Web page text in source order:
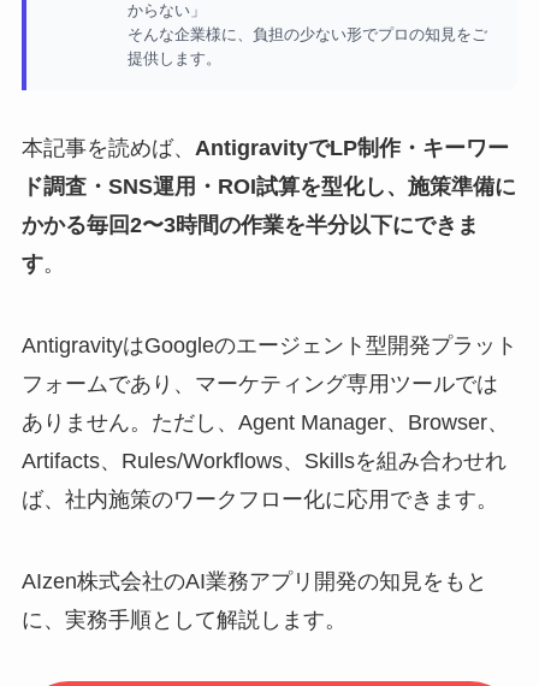
からない」
そんな企業様に、負担の少ない形でプロの知見をご
提供します。
本記事を読めば、 AntigravityでLP制作・キーワー
ド調査・SNS運用・ROI試算を型化し、施策準備に
かかる毎回2〜3時間の作業を半分以下にできま
す。
AntigravityはGoogleのエージェント型開発プラット
フォームであり、マーケティング専用ツールでは
ありません。ただし、Agent Manager、Browser、
Artifacts、Rules/Workflows、Skillsを組み合わせれ
ば、社内施策のワークフロー化に応用できます。
AIzen株式会社のAI業務アプリ開発の知見をもと
に、実務手順として解説します。